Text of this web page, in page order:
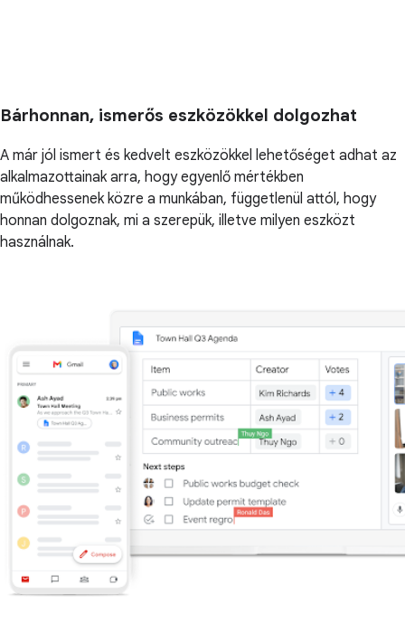
Bárhonnan, ismerős eszközökkel dolgozhat
A már jól ismert és kedvelt eszközökkel lehetőséget adhat az
alkalmazottainak arra, hogy egyenlő mértékben
működhessenek közre a munkában, függetlenül attól, hogy
honnan dolgoznak, mi a szerepük, illetve milyen eszközt
használnak.